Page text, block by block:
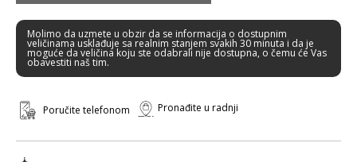
Molimo da uzmete u obzir da se informacija o dostupnim
veličinama usklađuje sa realnim stanjem svakih 30 minuta i da je
moguće da veličina koju ste odabrali nije dostupna, o čemu će Vas
obavestiti naš tim.
Poručite telefonom Pronađite u radnji